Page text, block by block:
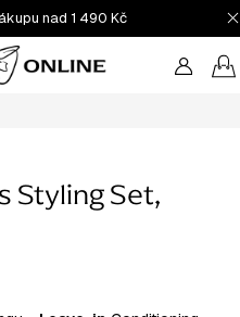
nad 1 490 Kč
Styling Set,